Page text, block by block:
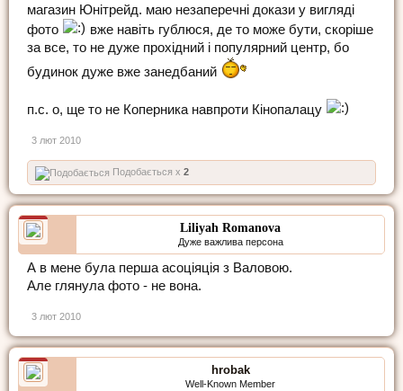
магазин Юнітрейд. маю незаперечні докази у вигляді
фото
вже навіть гублюся, де то може бути, скоріше
за все, то не дуже прохідний і популярний центр, бо
будинок дуже вже занедбаний
п.с. о, ще то не Коперника навпроти Кінопалацу
3 лют 2010
Подобається x 2
Liliyah Romanova
Дуже важлива персона
А в мене була перша асоціяція з Валовою.
Але глянула фото - не вона.
3 лют 2010
hrobak
Well-Known Member